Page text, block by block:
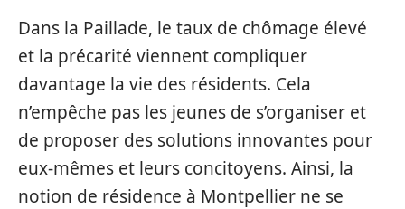
Dans la Paillade, le taux de chômage élevé
et la précarité viennent compliquer
davantage la vie des résidents. Cela
n’empêche pas les jeunes de s’organiser et
de proposer des solutions innovantes pour
eux-mêmes et leurs concitoyens. Ainsi, la
notion de résidence à Montpellier ne se